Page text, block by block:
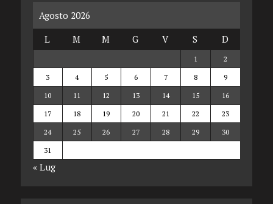
Agosto 2026
L
M M G V S D
1
2
3
4 5 6 7 8
9
10
11 12 13 14 15
16
17
18 19 20 21 22
23
24
25 26 27 28 29
30
31
« Lug